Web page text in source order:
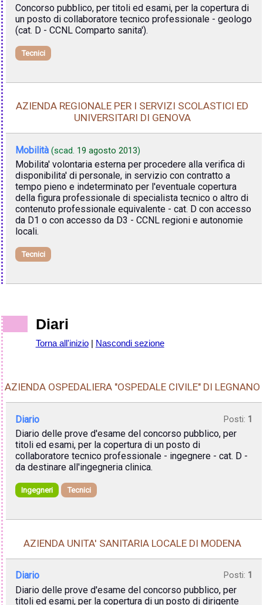
Concorso pubblico, per titoli ed esami, per la copertura di
un posto di collaboratore tecnico professionale - geologo
(cat. D - CCNL Comparto sanita').
Tecnici
AZIENDA REGIONALE PER I SERVIZI SCOLASTICI ED
UNIVERSITARI DI GENOVA
Mobilità (scad. 19 agosto 2013)
Mobilita' volontaria esterna per procedere alla verifica di
disponibilita' di personale, in servizio con contratto a
tempo pieno e indeterminato per l'eventuale copertura
della figura professionale di specialista tecnico o altro di
contenuto professionale equivalente - cat. D con accesso
da D1 o con accesso da D3 - CCNL regioni e autonomie
locali.
Tecnici
Diari
Torna all'inizio| Nascondi sezione
AZIENDA OSPEDALIERA "OSPEDALE CIVILE" DI LEGNANO
Diario Posti: 1
Diario delle prove d'esame del concorso pubblico, per
titoli ed esami, per la copertura di un posto di
collaboratore tecnico professionale - ingegnere - cat. D -
da destinare all'ingegneria clinica.
Ingegneri Tecnici
AZIENDA UNITA' SANITARIA LOCALE DI MODENA
Diario Posti: 1
Diario delle prove d'esame del concorso pubblico, per
titoli ed esami, per la copertura di un posto di dirigente